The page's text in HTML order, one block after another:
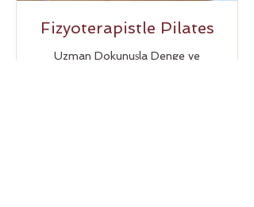
Fizyoterapistle Pilates
Uzman Dokunuşla Denge ve